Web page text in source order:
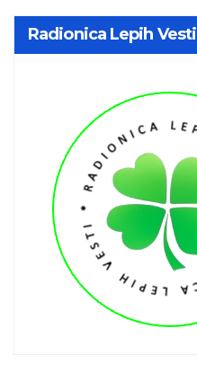
Radionica Lepih Vesti